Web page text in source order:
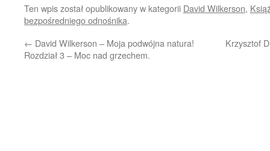
w
nowym
oknie)
Facebooku(Otwiera
w
Ten wpis został opublikowany w kategorii David Wilkerson,
bezpośredniego odnośnika.
← David Wilkerson – Moja podwójna natura!
Rozdział 3 – Moc nad grzechem.
Krzysztof